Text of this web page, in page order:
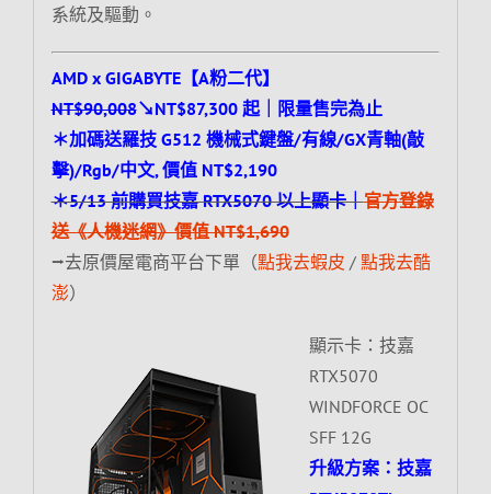
系統及驅動。
AMD x GIGABYTE【A粉二代】
NT$90,008↘NT$87,300 起｜限量售完為止
＊加碼送羅技 G512 機械式鍵盤/有線/GX青軸(敲
擊)/Rgb/中文, 價值 NT$2,190
＊5/13 前購買技嘉 RTX5070 以上顯卡｜官方登錄
送《人機迷網》價值 NT$1,690
⭢去原價屋電商平台下單（點我去蝦皮 / 點我去酷
澎）
顯示卡：技嘉
RTX5070
WINDFORCE OC
SFF 12G
升級方案：技嘉